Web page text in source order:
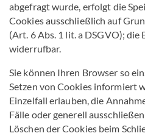
abgefragt wurde, erfolgt die
Cookies ausschließlich auf
(Art. 6 Abs. 1 lit. a DSGVO);
widerrufbar.
Sie können Ihren Browser so
Setzen von Cookies informiert
Einzelfall erlauben, die
Fälle oder generell
Löschen der Cookies beim